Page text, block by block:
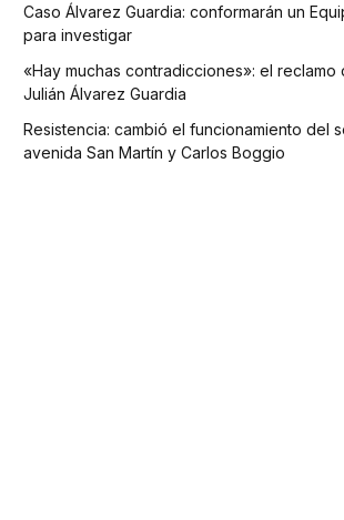
Caso Álvarez Guardia: conformarán un
para investigar
«Hay muchas contradicciones»: el reclamo
Julián Álvarez Guardia
Resistencia: cambió el funcionamiento del
avenida San Martín y Carlos Boggio